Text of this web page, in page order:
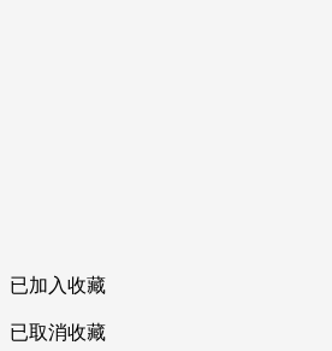
已加入收藏
已取消收藏